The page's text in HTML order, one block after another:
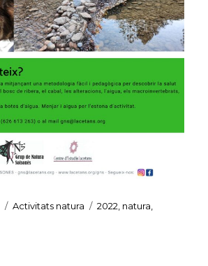
Categories
Activitats natura Etiquetes
2022 natura